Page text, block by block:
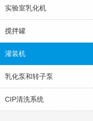
实验室乳化机
搅拌罐
灌装机
乳化泵和转子泵
CIP清洗系统